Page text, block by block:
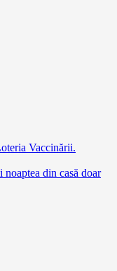
Vaccinării.
din casă doar